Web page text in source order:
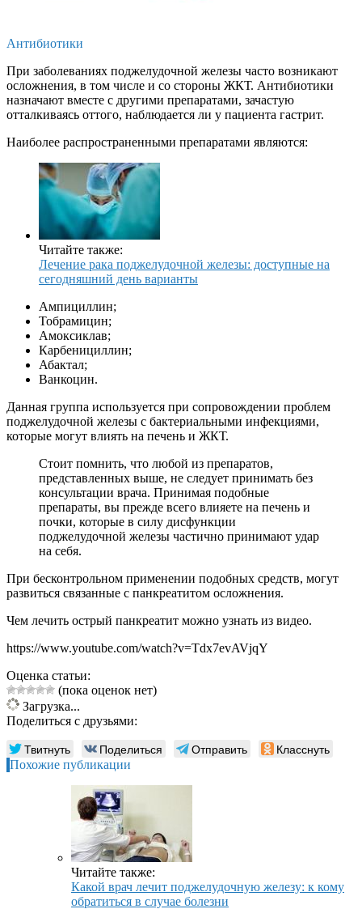
Антибиотики
При заболеваниях поджелудочной железы часто возникают
осложнения, в том числе и со стороны ЖКТ. Антибиотики
назначают вместе с другими препаратами, зачастую
отталкиваясь оттого, наблюдается ли у пациента гастрит.
Наиболее распространенными препаратами являются:
Читайте также:
Лечение рака поджелудочной железы: доступные на
сегодняшний день варианты
Ампициллин;
Тобрамицин;
Амоксиклав;
Карбенициллин;
Абактал;
Ванкоцин.
Данная группа используется при сопровождении проблем
поджелудочной железы с бактериальными инфекциями,
которые могут влиять на печень и ЖКТ.
Стоит помнить, что любой из препаратов,
представленных выше, не следует принимать без
консультации врача. Принимая подобные
препараты, вы прежде всего влияете на печень и
почки, которые в силу дисфункции
поджелудочной железы частично принимают удар
на себя.
При бесконтрольном применении подобных средств, могут
развиться связанные с панкреатитом осложнения.
Чем лечить острый панкреатит можно узнать из видео.
https://www.youtube.com/watch?v=Tdx7evAVjqY
Оценка статьи:
(пока оценок нет)
Загрузка...
Поделиться с друзьями:
Твитнуть Поделиться Отправить Класснуть
Похожие публикации
Читайте также:
Какой врач лечит поджелудочную железу: к кому
обратиться в случае болезни